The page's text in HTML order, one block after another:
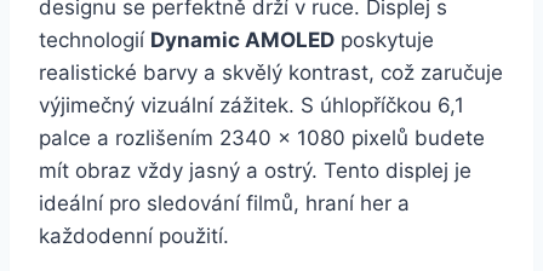
designu se perfektně drží v ruce. Displej s
technologií Dynamic AMOLED poskytuje
realistické barvy a skvělý kontrast, což zaručuje
výjimečný vizuální zážitek. S úhlopříčkou 6,1
palce a rozlišením 2340 x 1080 pixelů budete
mít obraz vždy jasný a ostrý. Tento displej je
ideální pro sledování filmů, hraní her a
každodenní použití.